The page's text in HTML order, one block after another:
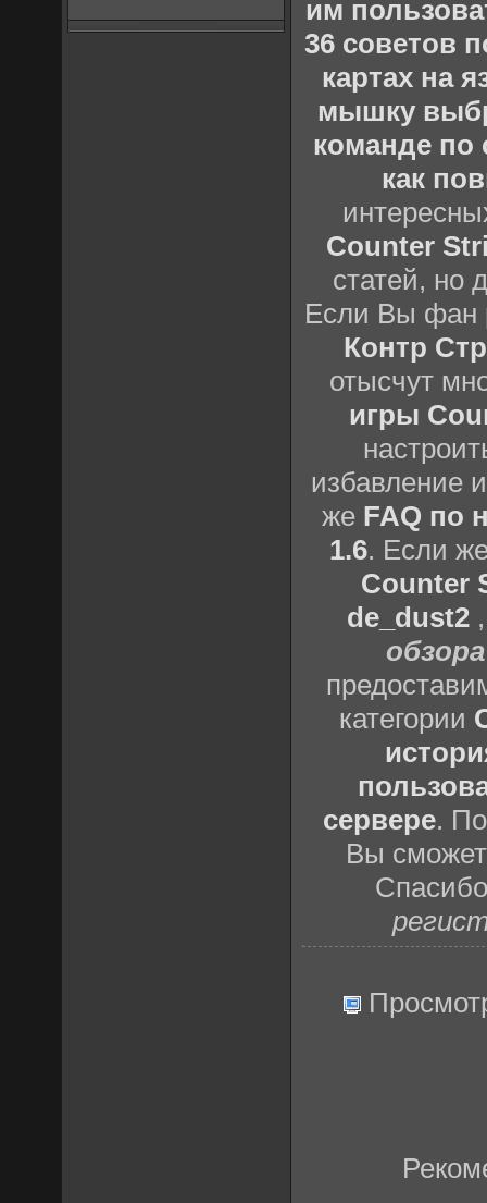
им
36 советов
картах на
мышку
команде по
как
Counter
статей, но
Если Вы фан
Контр
отысчут
игры
избавление
же FAQ по
1.6. Если
Counter
de_dust2
категории
сервере.
Вы